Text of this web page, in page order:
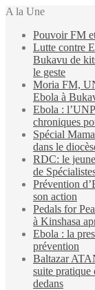
A la Une
Pouvoir FM
Lutte contre
Bukavu de
le geste
Moria FM,
Ebola à
Ebola :
chroniques
Spécial
dans le
RDC: le
de
Prévention
son action
Pedals for
à Kinshasa
Ebola : la
prévention
Baltazar
suite pratique
dedans